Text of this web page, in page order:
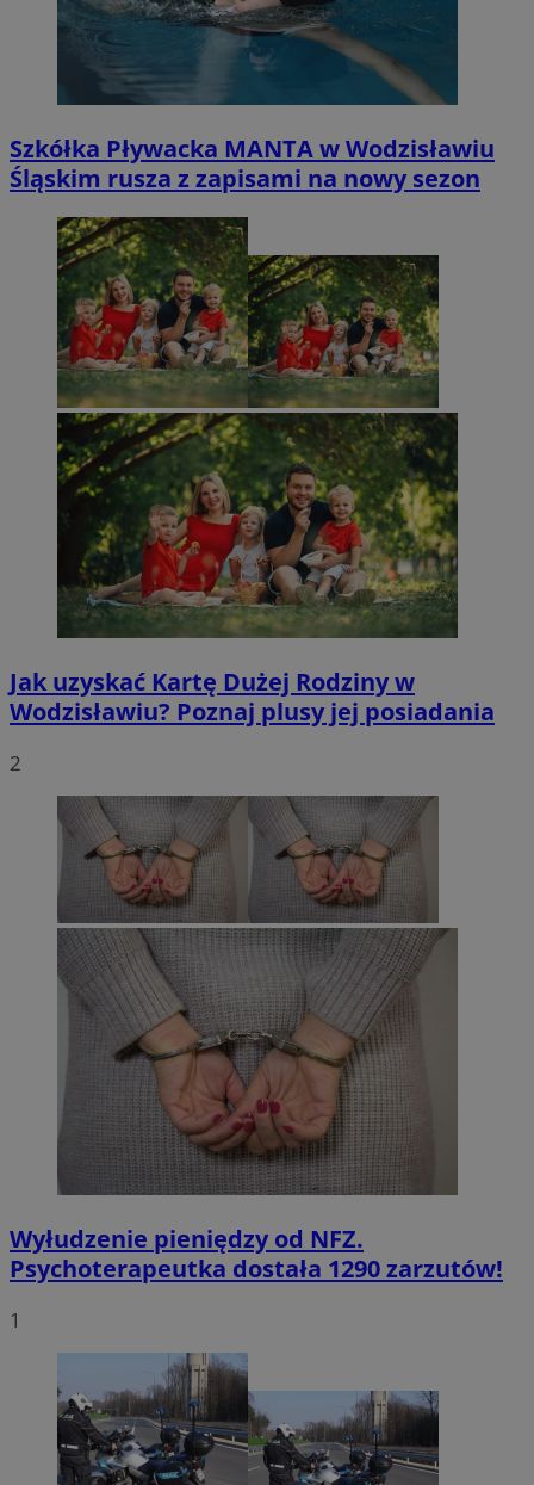
Szkółka Pływacka MANTA w Wodzisławiu
Śląskim rusza z zapisami na nowy sezon
Jak uzyskać Kartę Dużej Rodziny w
Wodzisławiu? Poznaj plusy jej posiadania
2
Wyłudzenie pieniędzy od NFZ.
Psychoterapeutka dostała 1290 zarzutów!
1